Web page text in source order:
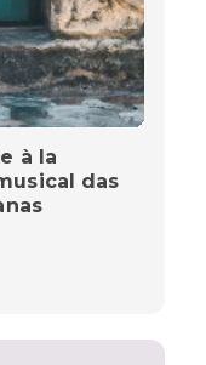
à la
das